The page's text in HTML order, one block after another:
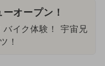
オープン！
バイク体験！ 宇宙兄
！